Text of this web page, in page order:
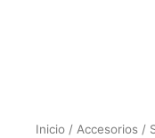
Inicio / Accesorios /